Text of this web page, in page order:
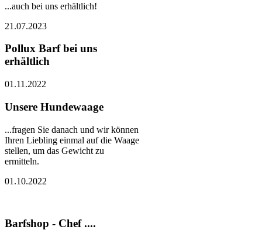
...auch bei uns erhältlich!
21.07.2023
Pollux Barf bei uns
erhältlich
01.11.2022
Unsere Hundewaage
...fragen Sie danach und wir können
Ihren Liebling einmal auf die Waage
stellen, um das Gewicht zu
ermitteln.
01.10.2022
Barfshop - Chef ....